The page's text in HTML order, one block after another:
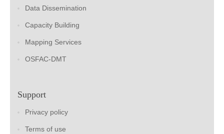
Data Dissemination
Capacity Building
Mapping Services
OSFAC-DMT
Support
Privacy policy
Terms of use